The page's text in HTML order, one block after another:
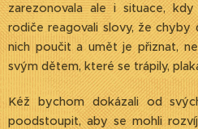
zarezonovala ale i situace,
rodiče reagovali slovy, že chyby
nich poučit a umět je přiznat,
svým dětem, které se trápily,
Kéž bychom dokázali od
poodstoupit, aby se mohli